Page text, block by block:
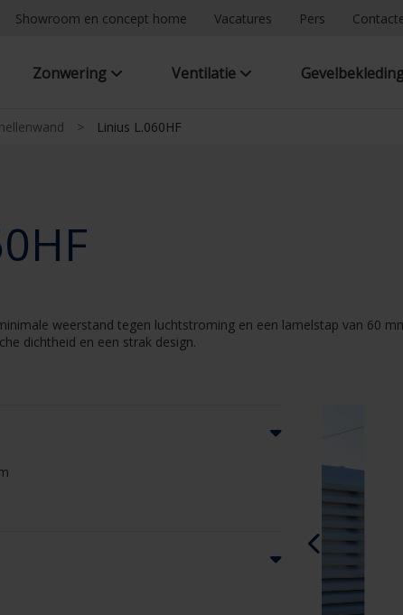
Showroom en concept home Vacatures Pers
Zonwering Ventilatie
> Linius L.060HF
weerstand tegen luchtstroming en een lamelstap van 60
dichtheid en een strak design.